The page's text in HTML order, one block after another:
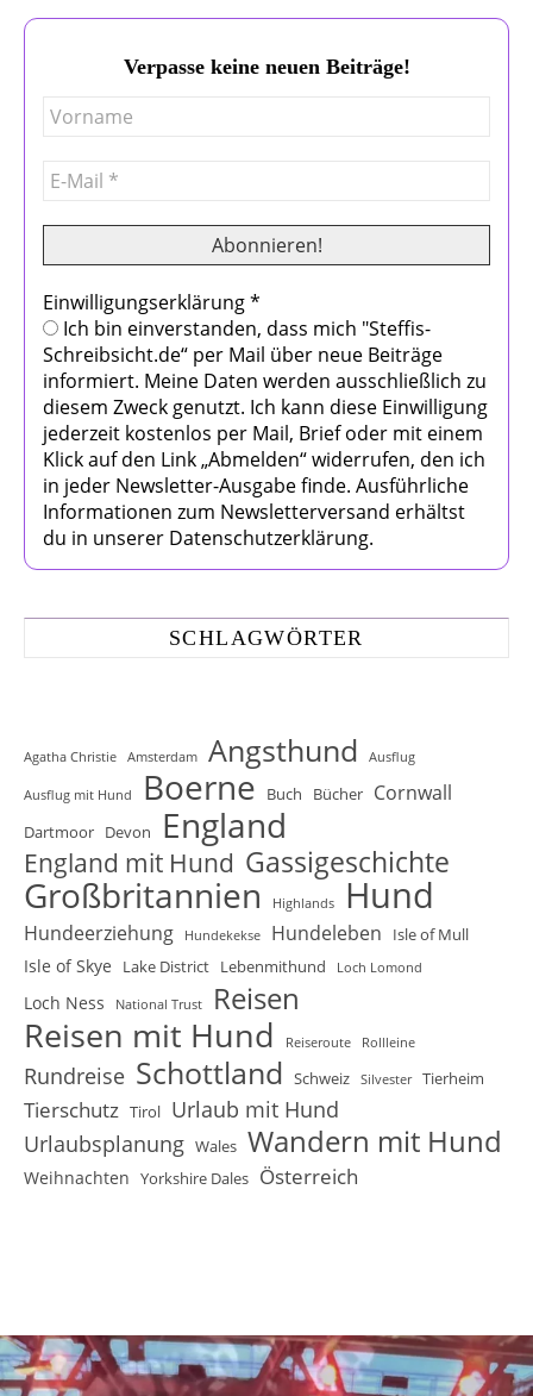
Verpasse keine neuen Beiträge!
Einwilligungserklärung*
Ich bin einverstanden, dass mich "Steffis-
Schreibsicht.de“ per Mail über neue Beiträge
informiert. Meine Daten werden ausschließlich zu
diesem Zweck genutzt. Ich kann diese Einwilligung
jederzeit kostenlos per Mail, Brief oder mit einem
Klick auf den Link „Abmelden“ widerrufen, den ich
in jeder Newsletter-Ausgabe finde. Ausführliche
Informationen zum Newsletterversand erhältst
du in unserer Datenschutzerklärung.
SCHLAGWÖRTER
Agatha Christie Amsterdam Angsthund Ausflug
Ausflug mit Hund Boerne Buch Bücher Cornwall
Dartmoor Devon England
England mit Hund Gassigeschichte
Großbritannien Highlands Hund
Hundeerziehung Hundekekse Hundeleben Isle of Mull
Isle of Skye Lake District Lebenmithund Loch Lomond
Loch Ness National Trust Reisen
Reisen mit Hund Reiseroute Rollleine
Rundreise Schottland Schweiz Silvester Tierheim
Tierschutz Tirol Urlaub mit Hund
Urlaubsplanung Wales Wandern mit Hund
Weihnachten Yorkshire Dales Österreich